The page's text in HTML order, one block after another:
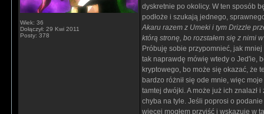
Wiek: 36
Dołączył: 29 Kwi 2011
Posty: 378
dyskretnie po okolicy. W ten sposób
podłoże i szukają jednego,
Akaru razem z Umeki i tym Drizzle
którą stronę, bo rozstałem się z nimi
Próbuję sobie przypomnieć, jak
tak naprawdę mówię wtedy o Jed'ie,
kryptowego, bo może się okazać, że
bardzo różnił się ode mnie, więc
tamtej dwójki. A może już ich znalazł
chyba na tyle. Jeśli poprosi o
więcej mogłem przyjść i wskazuję w